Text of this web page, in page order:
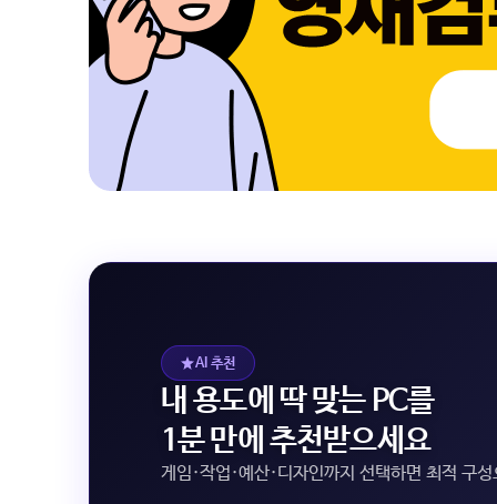
AI 추천
내 용도에 딱 맞는 PC를
1분 만에 추천받으세요
게임·작업·예산·디자인까지 선택하면 최적 구